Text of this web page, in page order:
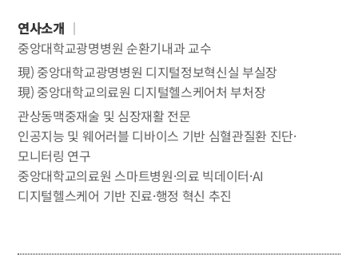
연사소개 ｜
중앙대학교광명병원 순환기내과 교수
現) 중앙대학교광명병원 디지털정보혁신실 부실장
現) 중앙대학교의료원 디지털헬스케어처 부처장
관상동맥중재술 및 심장재활 전문
인공지능 및 웨어러블 디바이스 기반 심혈관질환 진단·
모니터링 연구
중앙대학교의료원 스마트병원·의료 빅데이터·AI
디지털헬스케어 기반 진료·행정 혁신 추진